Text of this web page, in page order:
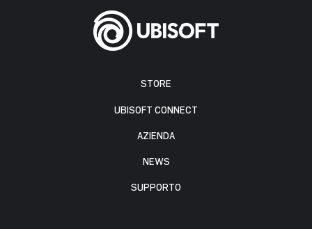
STORE
UBISOFT CONNECT
AZIENDA
NEWS
SUPPORTO